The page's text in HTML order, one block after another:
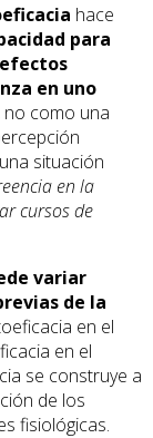
hace
para
en uno
como una
situación
en la
cursos de
variar
de la
en el
en el
se construye a
de los
fisiológicas.